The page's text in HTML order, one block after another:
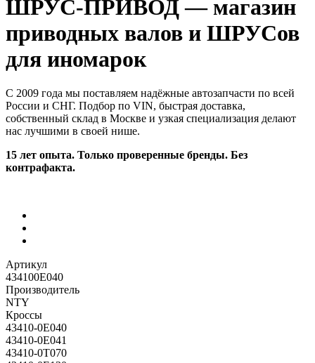
ШРУС-ПРИВОД — магазин
приводных валов и ШРУСов
для иномарок
С 2009 года мы поставляем надёжные автозапчасти по всей
России и СНГ. Подбор по VIN, быстрая доставка,
собственный склад в Москве и узкая специализация делают
нас лучшими в своей нише.
15 лет опыта. Только проверенные бренды. Без
контрафакта.
Артикул
434100E040
Производитель
NTY
Кроссы
43410-0E040
43410-0E041
43410-0T070